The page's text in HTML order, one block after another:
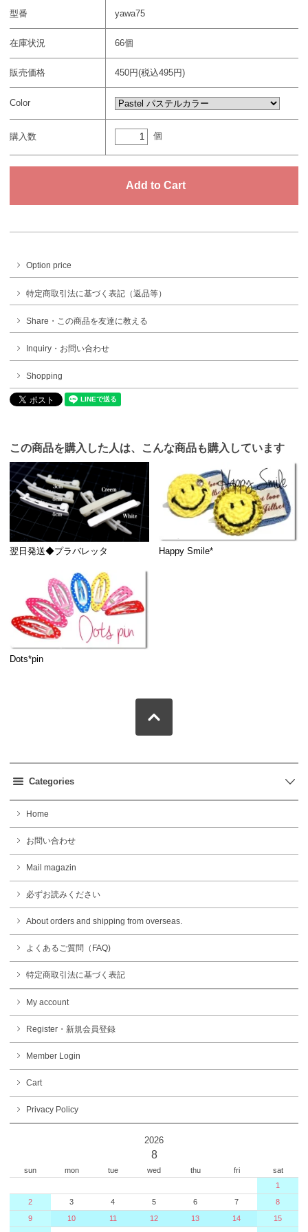
型番 yawa75
在庫状況 66個
販売価格 450円(税込495円)
Color
購入数 個
Option price
特定商取引法に基づく表記（返品等）
Share・この商品を友達に教える
Inquiry・お問い合わせ
Shopping
この商品を購入した人は、こんな商品も購入しています
翌日発送◆プラバレッタ Happy Smile*
Dots*pin
Categories
Home
お問い合わせ
Mail magazin
必ずお読みください
About orders and shipping from overseas.
よくあるご質問（FAQ)
特定商取引法に基づく表記
My account
Register・新規会員登録
Member Login
Cart
Privacy Policy
2026
8
sun mon tue wed thu fri
sat
1
2
3 4 5 6 7
8
9
10 11 12 13 14
15